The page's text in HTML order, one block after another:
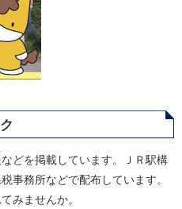
どを掲載しています。ＪＲ駅構
事務所などで配布しています。
みませんか。